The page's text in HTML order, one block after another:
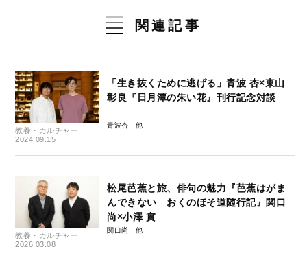
関連記事
教養・カルチャー
2024.09.15
「生き抜くために逃げる」青波 杏×東山
彰良『日月潭の朱い花』刊行記念対談
青波杏
教養・カルチャー
2026.03.08
松尾芭蕉と旅、俳句の魅力『芭蕉はがま
んできない おくのほそ道随行記』関口
尚×小澤 實
関口尚